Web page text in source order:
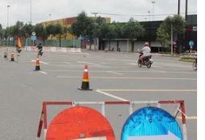
Thanh/TTXVN)
giao Hàn Quốc ngày
sẽ tham gia ứng cử vị trí
trực Hội đồng Bảo an
kỳ 2024-2025.